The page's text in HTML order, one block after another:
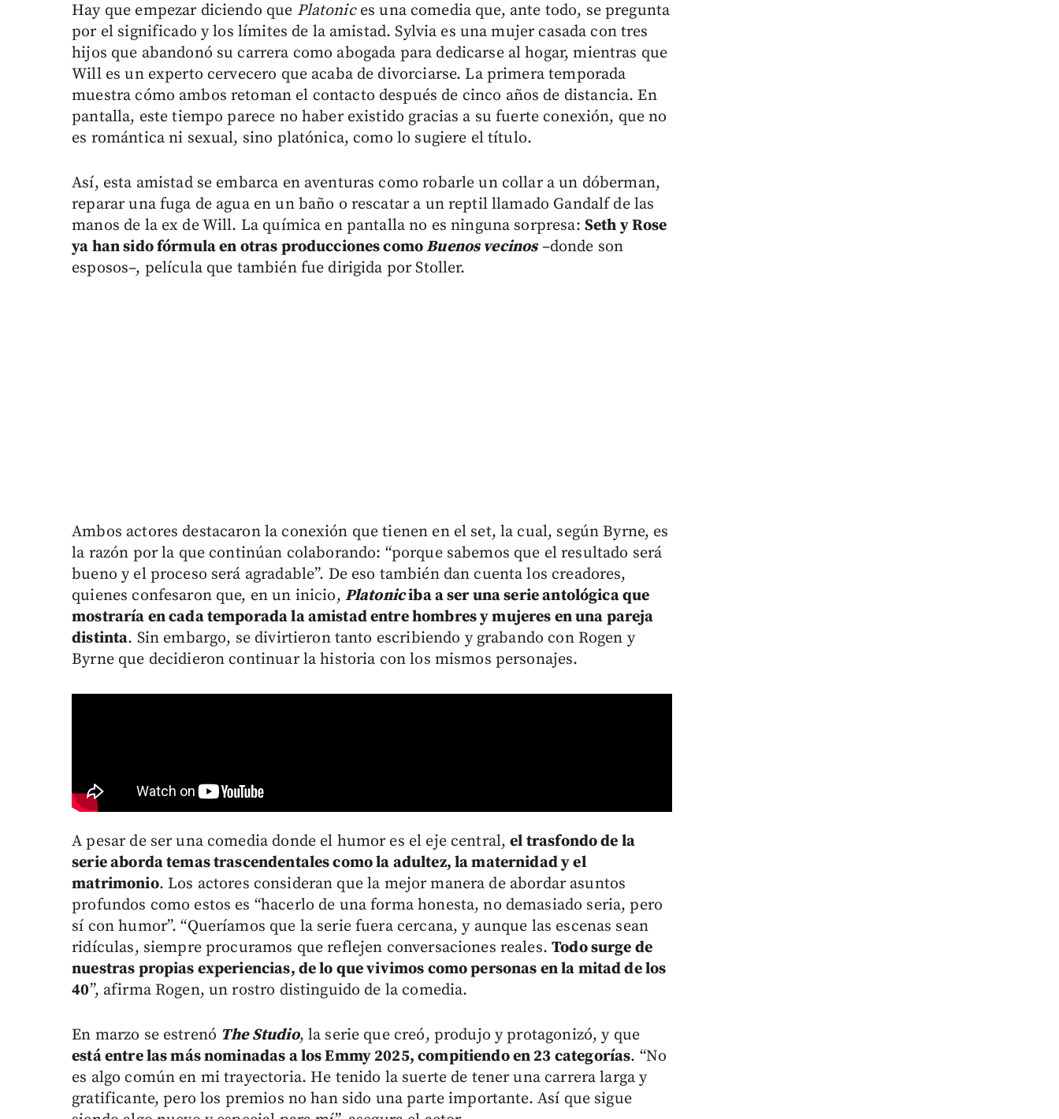
Hay que empezar diciendo que Platonices una comedia que, ante todo, se pregunta
por el significado y los límites de la amistad. Sylvia es una mujer casada con tres
hijos que abandonó su carrera como abogada para dedicarse al hogar, mientras que
Will es un experto cervecero que acaba de divorciarse. La primera temporada
muestra cómo ambos retoman el contacto después de cinco años de distancia. En
pantalla, este tiempo parece no haber existido gracias a su fuerte conexión, que no
es romántica ni sexual, sino platónica, como lo sugiere el título.
Así, esta amistad se embarca en aventuras como robarle un collar a un dóberman,
reparar una fuga de agua en un baño o rescatar a un reptil llamado Gandalf de las
manos de la ex de Will. La química en pantalla no es ninguna sorpresa: Seth y Rose
ya han sido fórmula en otras producciones comoBuenos vecinos–donde son
esposos–, película que también fue dirigida por Stoller.
Ambos actores destacaron la conexión que tienen en el set, la cual, según Byrne, es
la razón por la que continúan colaborando: “porque sabemos que el resultado será
bueno y el proceso será agradable”. De eso también dan cuenta los creadores,
quienes confesaron que, en un inicio, Platoniciba a ser una serie antológica que
mostraría en cada temporada la amistad entre hombres y mujeres en una pareja
distinta. Sin embargo, se divirtieron tanto escribiendo y grabando con Rogen y
Byrne que decidieron continuar la historia con los mismos personajes.
A pesar de ser una comedia donde el humor es el eje central,el trasfondo de la
serie aborda temas trascendentales como la adultez, la maternidad y el
matrimonio. Los actores consideran que la mejor manera de abordar asuntos
profundos como estos es “hacerlo de una forma honesta, no demasiado seria, pero
sí con humor”. “Queríamos que la serie fuera cercana, y aunque las escenas sean
ridículas, siempre procuramos que reflejen conversaciones reales.Todo surge de
nuestras propias experiencias, de lo que vivimos como personas en la mitad de los
40”, afirma Rogen, un rostro distinguido de la comedia.
En marzo se estrenó The Studio, la serie que creó, produjo y protagonizó, y que
está entre las más nominadas a los Emmy 2025, compitiendo en 23 categorías. “No
es algo común en mi trayectoria. He tenido la suerte de tener una carrera larga y
gratificante, pero los premios no han sido una parte importante. Así que sigue